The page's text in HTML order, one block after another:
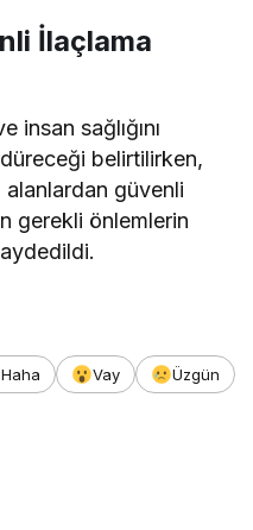
İlaçlama
insan sağlığını
belirtilirken,
güvenli
gerekli önlemlerin
Haha Vay
Üzgün